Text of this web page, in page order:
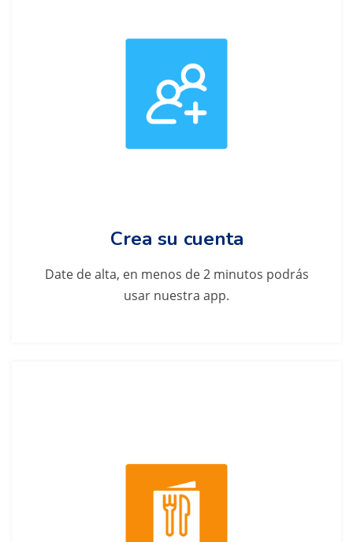
Crea su cuenta
Date de alta, en menos de 2 minutos podrás
usar nuestra app.